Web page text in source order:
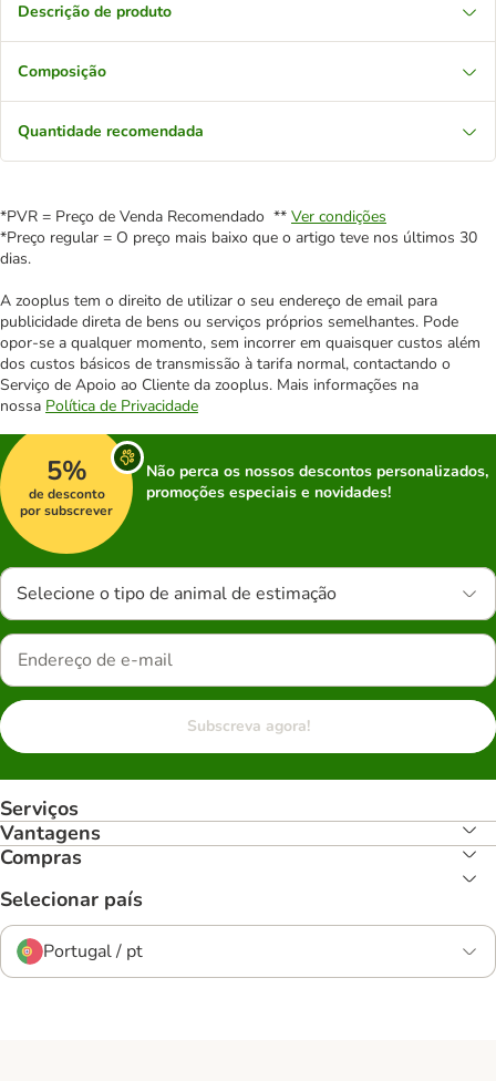
Descrição de produto
Composição
Quantidade recomendada
*PVR = Preço de Venda Recomendado ** Ver condições
*Preço regular = O preço mais baixo que o artigo teve nos últimos 30
dias.
A zooplus tem o direito de utilizar o seu endereço de email para
publicidade direta de bens ou serviços próprios semelhantes. Pode
opor-se a qualquer momento, sem incorrer em quaisquer custos além
dos custos básicos de transmissão à tarifa normal, contactando o
Serviço de Apoio ao Cliente da zooplus. Mais informações na
nossa Política de Privacidade
5%
de desconto
por subscrever
Não perca os nossos descontos personalizados,
promoções especiais e novidades!
Selecione o tipo de animal de estimação
Subscreva agora!
Serviços
Vantagens
Compras
Selecionar país
Portugal / pt